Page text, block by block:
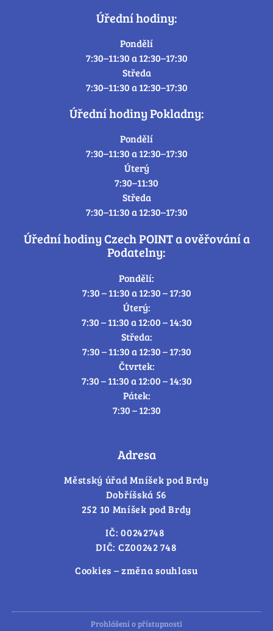
Úřední hodiny:
Pondělí
7:30–11:30 a 12:30–17:30
Středa
7:30–11:30 a 12:30–17:30
Úřední hodiny Pokladny:
Pondělí
7:30–11:30 a 12:30–17:30
Úterý
7:30–11:30
Středa
7:30–11:30 a 12:30–17:30
Úřední hodiny Czech POINT a ověřování a
Podatelny:
Pondělí:
7:30 – 11:30 a 12:30 – 17:30
Úterý:
7:30 – 11:30 a 12:00 – 14:30
Středa:
7:30 – 11:30 a 12:30 – 17:30
Čtvrtek:
7:30 – 11:30 a 12:00 – 14:30
Pátek:
7:30 – 12:30
Adresa
Městský úřad Mníšek pod Brdy
Dobříšská 56
252 10 Mníšek pod Brdy
IČ: 00242748
DIČ: CZ00242 748
Cookies – změna souhlasu
Prohlášení o přístupnosti